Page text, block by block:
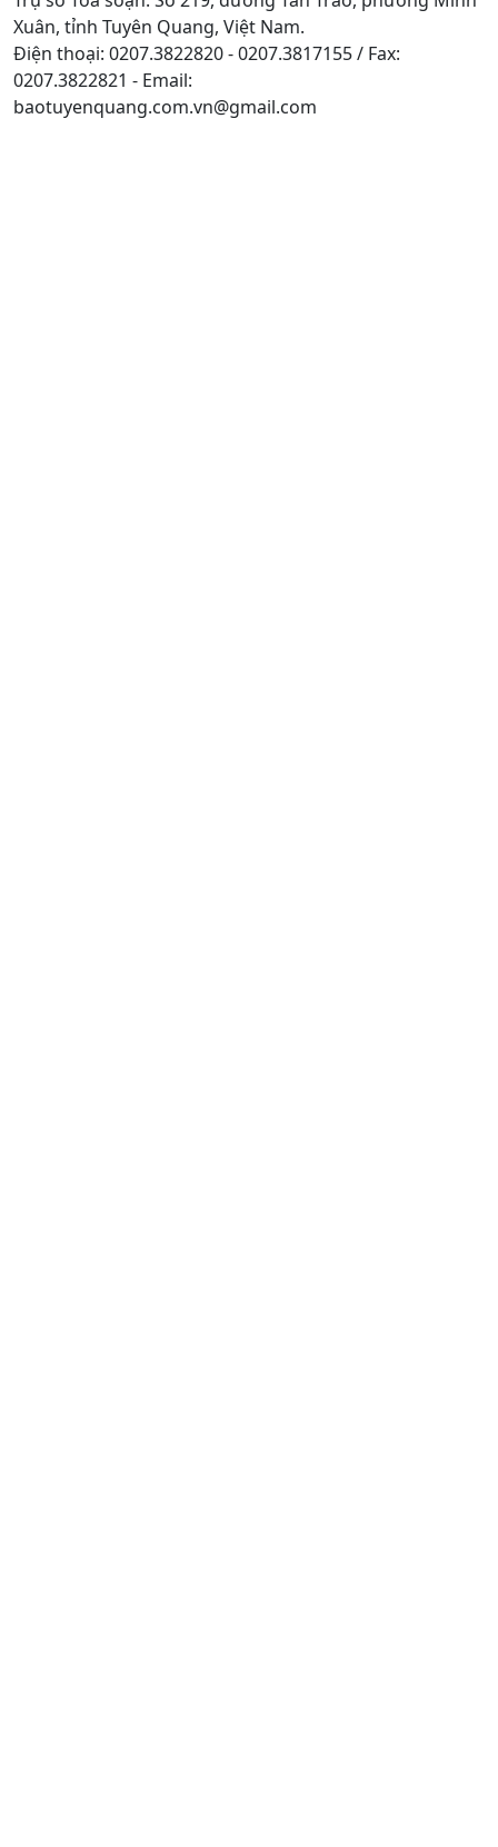
Xuân, tỉnh Tuyên Quang, Việt Nam.
Điện thoại: 0207.3822820 - 0207.3817155 / Fax:
0207.3822821 - Email:
baotuyenquang.com.vn@gmail.com